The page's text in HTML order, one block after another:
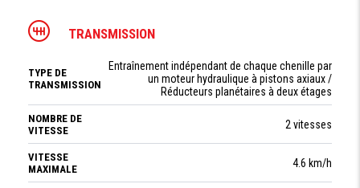
TRANSMISSION
TYPE DE
TRANSMISSION
Entraînement indépendant de chaque chenille par
un moteur hydraulique à pistons axiaux /
Réducteurs planétaires à deux étages
NOMBRE DE
VITESSE
2 vitesses
VITESSE
MAXIMALE
4.6 km/h